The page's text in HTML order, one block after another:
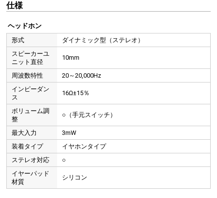
仕様
ヘッドホン
形式
ダイナミック型（ステレオ）
スピーカーユ
ニット直径
10mm
周波数特性
20～20,000Hz
インピーダン
ス
16Ω±15％
ボリューム調
整
○（手元スイッチ）
最大入力
3mW
装着タイプ
イヤホンタイプ
ステレオ対応
○
イヤーパッド
材質
シリコン